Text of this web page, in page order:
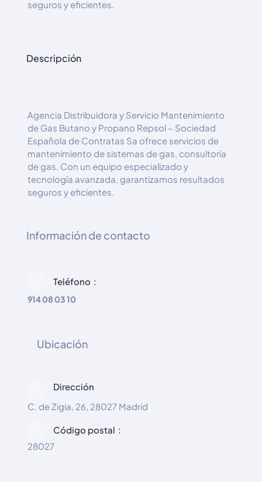
seguros y eficientes.
Descripción
Agencia Distribuidora y Servicio Mantenimiento
de Gas Butano y Propano Repsol – Sociedad
Española de Contratas Sa ofrece servicios de
mantenimiento de sistemas de gas, consultoría
de gas. Con un equipo especializado y
tecnología avanzada, garantizamos resultados
seguros y eficientes.
Información de contacto
Teléfono
914 08 03 10
Ubicación
Dirección
C. de Zigia, 26, 28027 Madrid
Código postal
28027